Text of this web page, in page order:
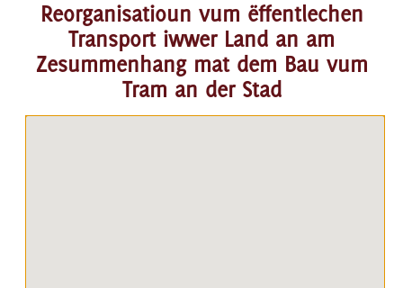
Reorganisatioun vum ëffentlechen
Transport iwwer Land an am
Zesummenhang mat dem Bau vum
Tram an der Stad